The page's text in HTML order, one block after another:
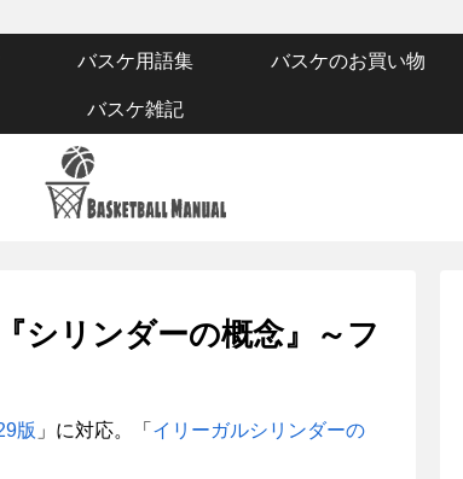
バスケ用語集 バスケのお買い物
バスケ雑記
シリンダーの概念』～フ
版 」に対応。「 イリーガルシリンダーの